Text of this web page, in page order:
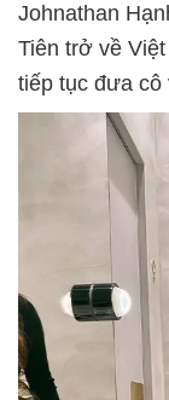
Johnathan
Tiên trở về
tiếp tục đưa cô